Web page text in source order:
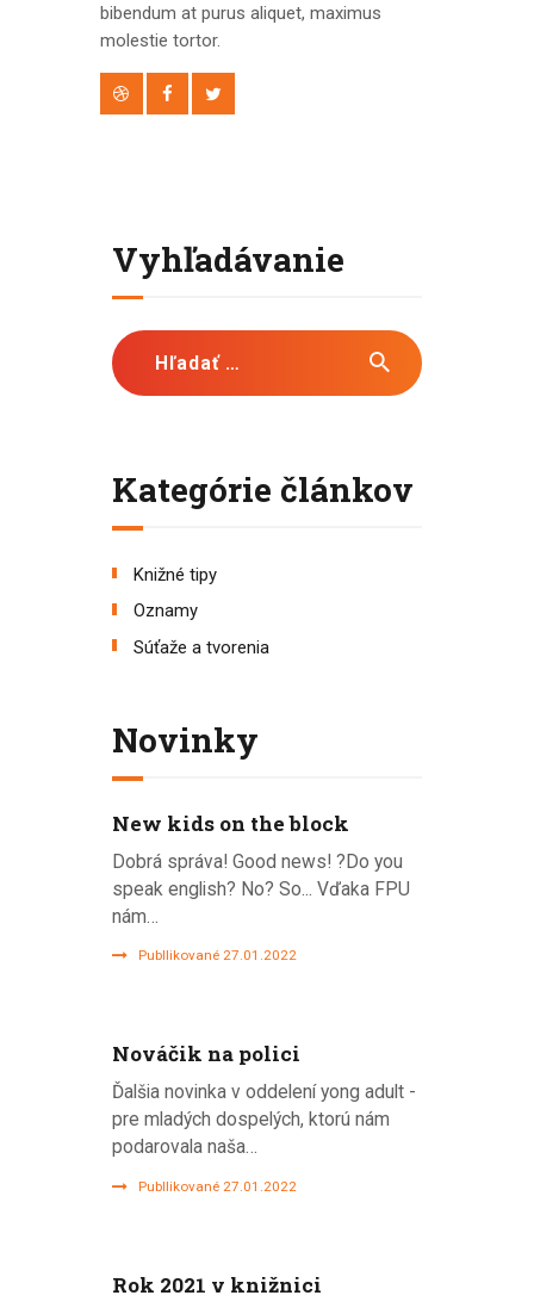
bibendum at purus aliquet, maximus
molestie tortor.
Vyhľadávanie
Hľadať:
Kategórie článkov
Knižné tipy
Oznamy
Súťaže a tvorenia
Novinky
New kids on the block
Dobrá správa! Good news! ?Do you
speak english? No? So... Vďaka FPU
nám…
Publlikované 27.01.2022
Nováčik na polici
Ďalšia novinka v oddelení yong adult -
pre mladých dospelých, ktorú nám
podarovala naša…
Publlikované 27.01.2022
Rok 2021 v knižnici